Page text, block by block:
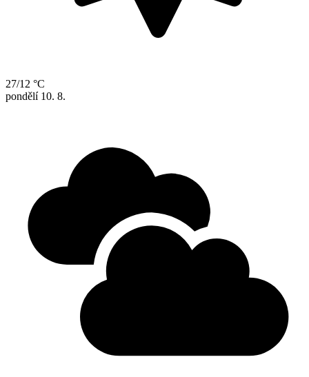
27/12 °C
pondělí 10. 8.